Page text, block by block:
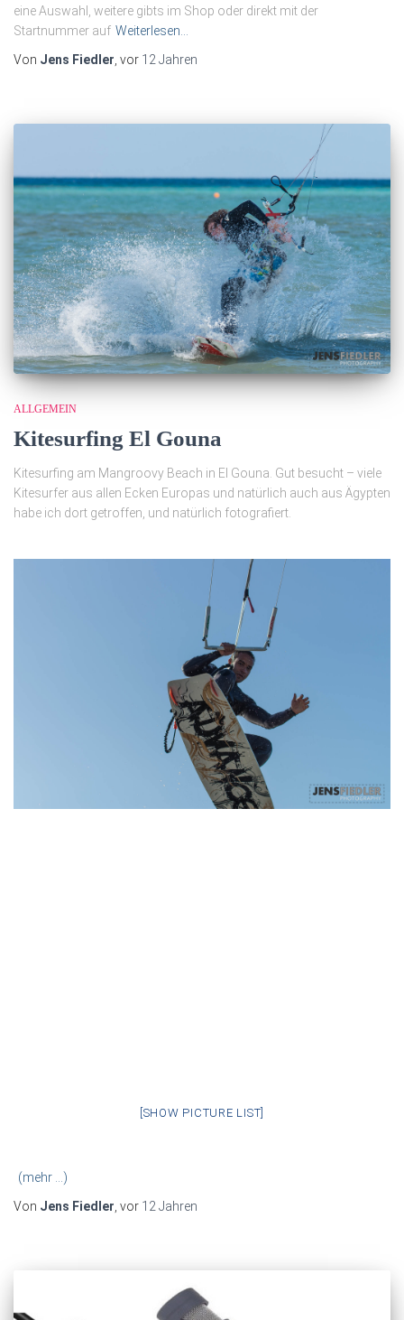
eine Auswahl, weitere gibts im Shop oder direkt mit der
Startnummer auf Weiterlesen…
Von Jens Fiedler , vor 12 Jahren
ALLGEMEIN
Kitesurfing El Gouna
Kitesurfing am Mangroovy Beach in El Gouna. Gut besucht – viele
Kitesurfer aus allen Ecken Europas und natürlich auch aus Ägypten
habe ich dort getroffen, und natürlich fotografiert.
[SHOW PICTURE LIST]
(mehr …)
Von Jens Fiedler , vor 12 Jahren